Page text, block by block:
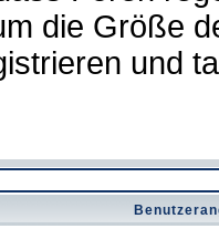
die Größe
und